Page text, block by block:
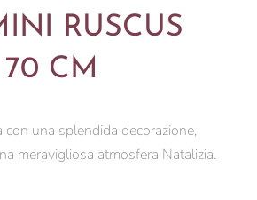
RUSCUS
CM
una splendida decorazione,
meravigliosa atmosfera Natalizia.